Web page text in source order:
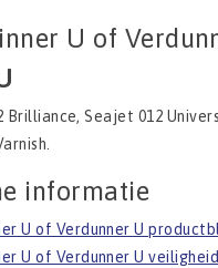
U of
Brilliance, Seajet 012
informatie
U of Verdunner U
U of Verdunner U